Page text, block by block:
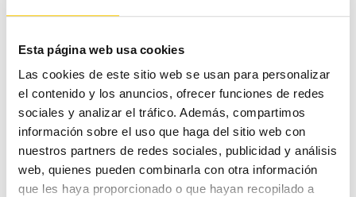
Esta página web usa cookies
Las cookies de este sitio web se usan para personalizar
el contenido y los anuncios, ofrecer funciones de redes
sociales y analizar el tráfico. Además, compartimos
información sobre el uso que haga del sitio web con
nuestros partners de redes sociales, publicidad y análisis
web, quienes pueden combinarla con otra información
que les haya proporcionado o que hayan recopilado a
Comercio Alimentación
Ferias y congresos
Hostelería
Otras noticias